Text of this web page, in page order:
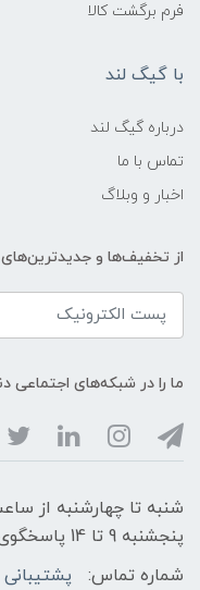
فرم برگشت کالا
با گیگ لند
درباره گیگ لند
تماس با ما
اخبار و وبلاگ
از تخفیف‌ها و
ما را در شبکه‌های اجتماعی
پنجشنبه 9 تا 14 پاسخگوی شما هستیم.
شماره تماس:
پشتیبانی فروش